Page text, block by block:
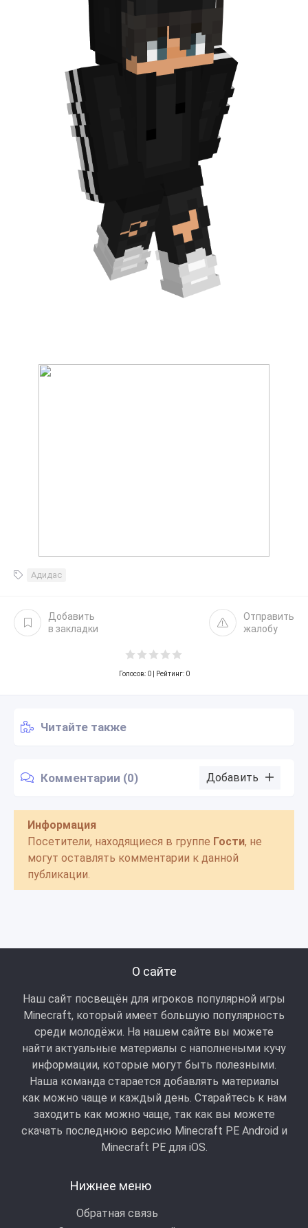
Адидас
Добавить
в закладки
Отправить
жалобу
Голосов: 0| Рейтинг: 0
Читайте также
Комментарии (0) Добавить
Информация
Посетители, находящиеся в группе Гости, не
могут оставлять комментарии к данной
публикации.
О сайте
Наш сайт посвещён для игроков популярной игры
Minecraft, который имеет большую популярность
среди молодёжи. На нашем сайте вы можете
найти актуальные материалы с наполнеными кучу
информации, которые могут быть полезными.
Наша команда старается добавлять материалы
как можно чаще и каждый день. Старайтесь к нам
заходить как можно чаще, так как вы можете
скачать последнюю версию Minecraft PE Android и
Minecraft РЕ для iOS.
Нижнее меню
Обратная связь